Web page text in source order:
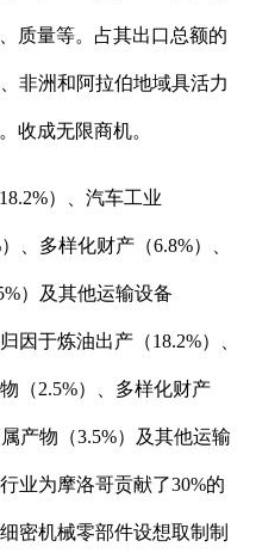
质量等。占其出口总额的
非洲和阿拉伯地域具活力
收成无限商机。
）、汽车工业
、多样化财产（6.8%）、
）及其他运输设备
因于炼油出产（18.2%）、
（2.5%）、多样化财产
产物（3.5%）及其他运输
业为摩洛哥贡献了30%的
密机械零部件设想取制制